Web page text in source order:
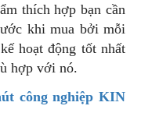
thích hợp bạn cần
khi mua bởi mỗi
hoạt động tốt nhất
hợp với nó.
công nghiệp KIN